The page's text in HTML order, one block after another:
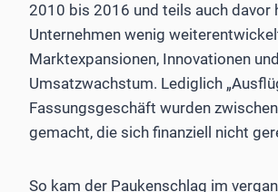
2010 bis 2016 und teils auch davor
Unternehmen wenig
Marktexpansionen, Innovationen und
Umsatzwachstum. Lediglich
Fassungsgeschäft wurden
gemacht, die sich finanziell nicht
So kam der Paukenschlag im